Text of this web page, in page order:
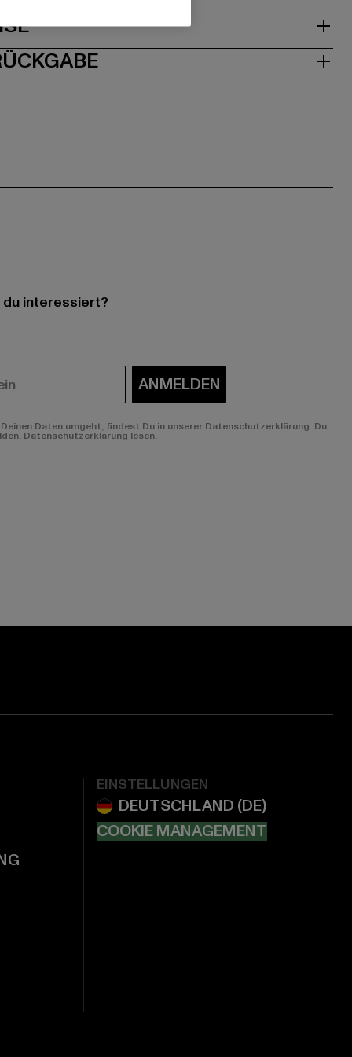
interessiert?
ANMELDEN
Daten umgeht, findest Du in unserer Datenschutzerklärung. Du
Datenschutzerklärung lesen.
EINSTELLUNGEN
COOKIE MANAGEMENT